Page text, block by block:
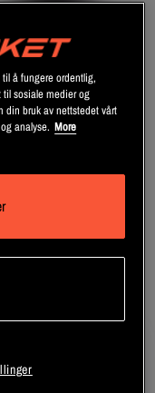
Flytende BCAA
deg
å fungere ordentlig,
til sosiale medier og
din bruk av nettstedet vårt
analyse. More